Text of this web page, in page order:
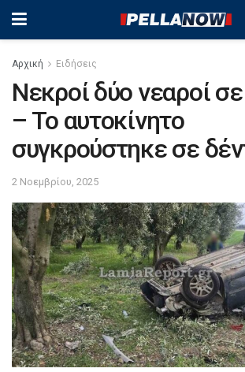
Αρχική Ειδήσεις
Νεκροί δύο νεαροί
– Το αυτοκίνητο
συγκρούστηκε σε
2 Νοεμβρίου, 2025